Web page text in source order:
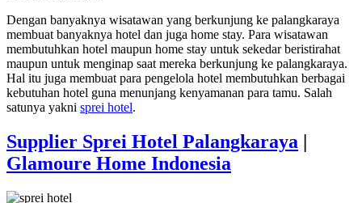
Dengan banyaknya wisatawan yang berkunjung ke palangkaraya
membuat banyaknya hotel dan juga home stay. Para wisatawan
membutuhkan hotel maupun home stay untuk sekedar beristirahat
maupun untuk menginap saat mereka berkunjung ke palangkaraya.
Hal itu juga membuat para pengelola hotel membutuhkan berbagai
kebutuhan hotel guna menunjang kenyamanan para tamu. Salah
satunya yakni sprei hotel.
Supplier Sprei Hotel Palangkaraya |
Glamoure Home Indonesia